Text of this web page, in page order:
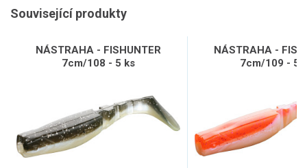
Související produkty
NÁSTRAHA - FISHUNTER
7cm/108 - 5 ks
NÁSTRAHA -
7cm/109 - 5